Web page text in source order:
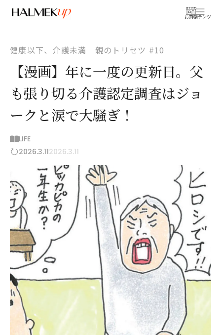
お買物
コンテンツ
健康以下、介護未満 親のトリセツ #10
【漫画】年に一度の更新日。父
も張り切る介護認定調査はジョ
ークと涙で大騒ぎ！
LIFE
2026.3.112026.3.11